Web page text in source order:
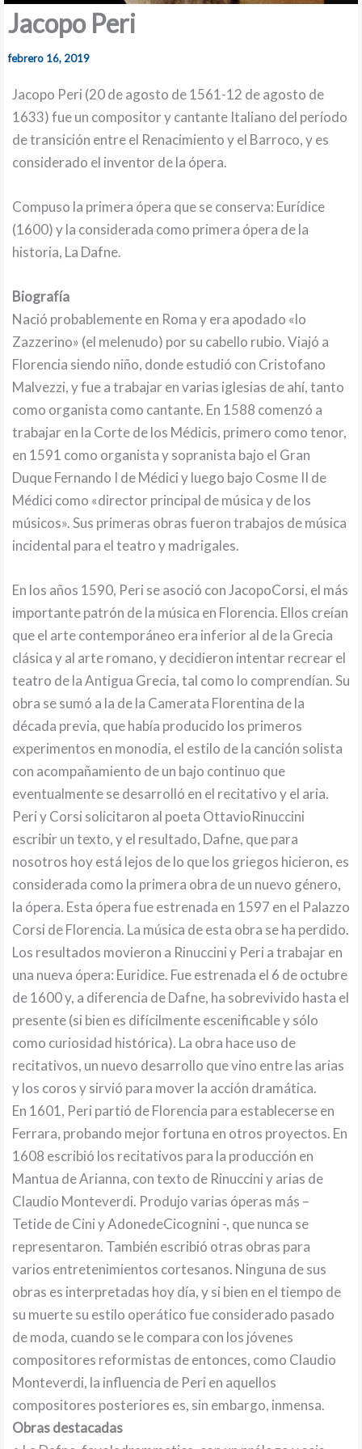
Jacopo Peri
febrero 16, 2019
Jacopo Peri (20 de agosto de 1561-12 de agosto de
1633) fue un compositor y cantante Italiano del período
de transición entre el Renacimiento y el Barroco, y es
considerado el inventor de la ópera.
Compuso la primera ópera que se conserva: Eurídice
(1600) y la considerada como primera ópera de la
historia, La Dafne.
Biografía
Nació probablemente en Roma y era apodado «lo
Zazzerino» (el melenudo) por su cabello rubio. Viajó a
Florencia siendo niño, donde estudió con Cristofano
Malvezzi, y fue a trabajar en varias iglesias de ahí, tanto
como organista como cantante. En 1588 comenzó a
trabajar en la Corte de los Médicis, primero como tenor,
en 1591 como organista y sopranista bajo el Gran
Duque Fernando I de Médici y luego bajo Cosme II de
Médici como «director principal de música y de los
músicos». Sus primeras obras fueron trabajos de música
incidental para el teatro y madrigales.
En los años 1590, Peri se asoció con JacopoCorsi, el más
importante patrón de la música en Florencia. Ellos creían
que el arte contemporáneo era inferior al de la Grecia
clásica y al arte romano, y decidieron intentar recrear el
teatro de la Antigua Grecia, tal como lo comprendían. Su
obra se sumó a la de la Camerata Florentina de la
década previa, que había producido los primeros
experimentos en monodia, el estilo de la canción solista
con acompañamiento de un bajo continuo que
eventualmente se desarrolló en el recitativo y el aria.
Peri y Corsi solicitaron al poeta OttavioRinuccini
escribir un texto, y el resultado, Dafne, que para
nosotros hoy está lejos de lo que los griegos hicieron, es
considerada como la primera obra de un nuevo género,
la ópera. Esta ópera fue estrenada en 1597 en el Palazzo
Corsi de Florencia. La música de esta obra se ha perdido.
Los resultados movieron a Rinuccini y Peri a trabajar en
una nueva ópera: Euridice. Fue estrenada el 6 de octubre
de 1600 y, a diferencia de Dafne, ha sobrevivido hasta el
presente (si bien es difícilmente escenificable y sólo
como curiosidad histórica). La obra hace uso de
recitativos, un nuevo desarrollo que vino entre las arias
y los coros y sirvió para mover la acción dramática.
En 1601, Peri partió de Florencia para establecerse en
Ferrara, probando mejor fortuna en otros proyectos. En
1608 escribió los recitativos para la producción en
Mantua de Arianna, con texto de Rinuccini y arias de
Claudio Monteverdi. Produjo varias óperas más –
Tetide de Cini y AdonedeCicognini -, que nunca se
representaron. También escribió otras obras para
varios entretenimientos cortesanos. Ninguna de sus
obras es interpretadas hoy día, y si bien en el tiempo de
su muerte su estilo operático fue considerado pasado
de moda, cuando se le compara con los jóvenes
compositores reformistas de entonces, como Claudio
Monteverdi, la influencia de Peri en aquellos
compositores posteriores es, sin embargo, inmensa.
Obras destacadas